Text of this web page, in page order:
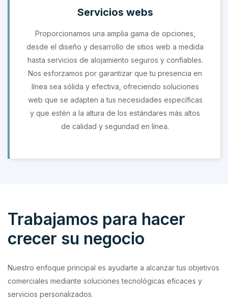
Servicios webs
Proporcionamos una amplia gama de opciones,
desde el diseño y desarrollo de sitios web a medida
hasta servicios de alojamiento seguros y confiables.
Nos esforzamos por garantizar que tu presencia en
línea sea sólida y efectiva, ofreciendo soluciones
web que se adapten a tus necesidades específicas
y que estén a la altura de los estándares más altos
de calidad y seguridad en línea.
Trabajamos para hacer
crecer su negocio
Nuestro enfoque principal es ayudarte a alcanzar tus objetivos
comerciales mediante soluciones tecnológicas eficaces y
servicios personalizados.